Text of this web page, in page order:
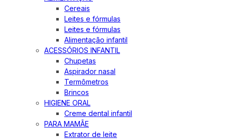
Cereais
Leites e fórmulas
Leites e fórmulas
Alimentação infantil
ACESSÓRIOS INFANTIL
Chupetas
Aspirador nasal
Termômetros
Brincos
HIGIENE ORAL
Creme dental infantil
PARA MAMÃE
Extrator de leite